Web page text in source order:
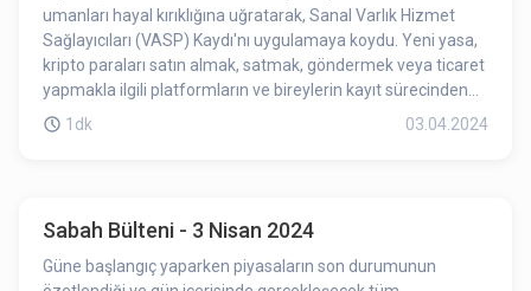
umanları hayal kırıklığına uğratarak, Sanal Varlık Hizmet
Sağlayıcıları (VASP) Kaydı'nı uygulamaya koydu. Yeni yasa,
kripto paraları satın almak, satmak, göndermek veya ticaret
yapmakla ilgili platformların ve bireylerin kayıt sürecinden
geçmelerini gerektiriyor. Önceki hükümetten kalan
1dk 03.04.2024
Sabah Bülteni - 3 Nisan 2024
Güne başlangıç yaparken piyasaların son durumunun